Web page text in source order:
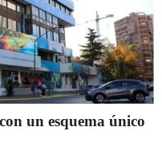
un esquema único